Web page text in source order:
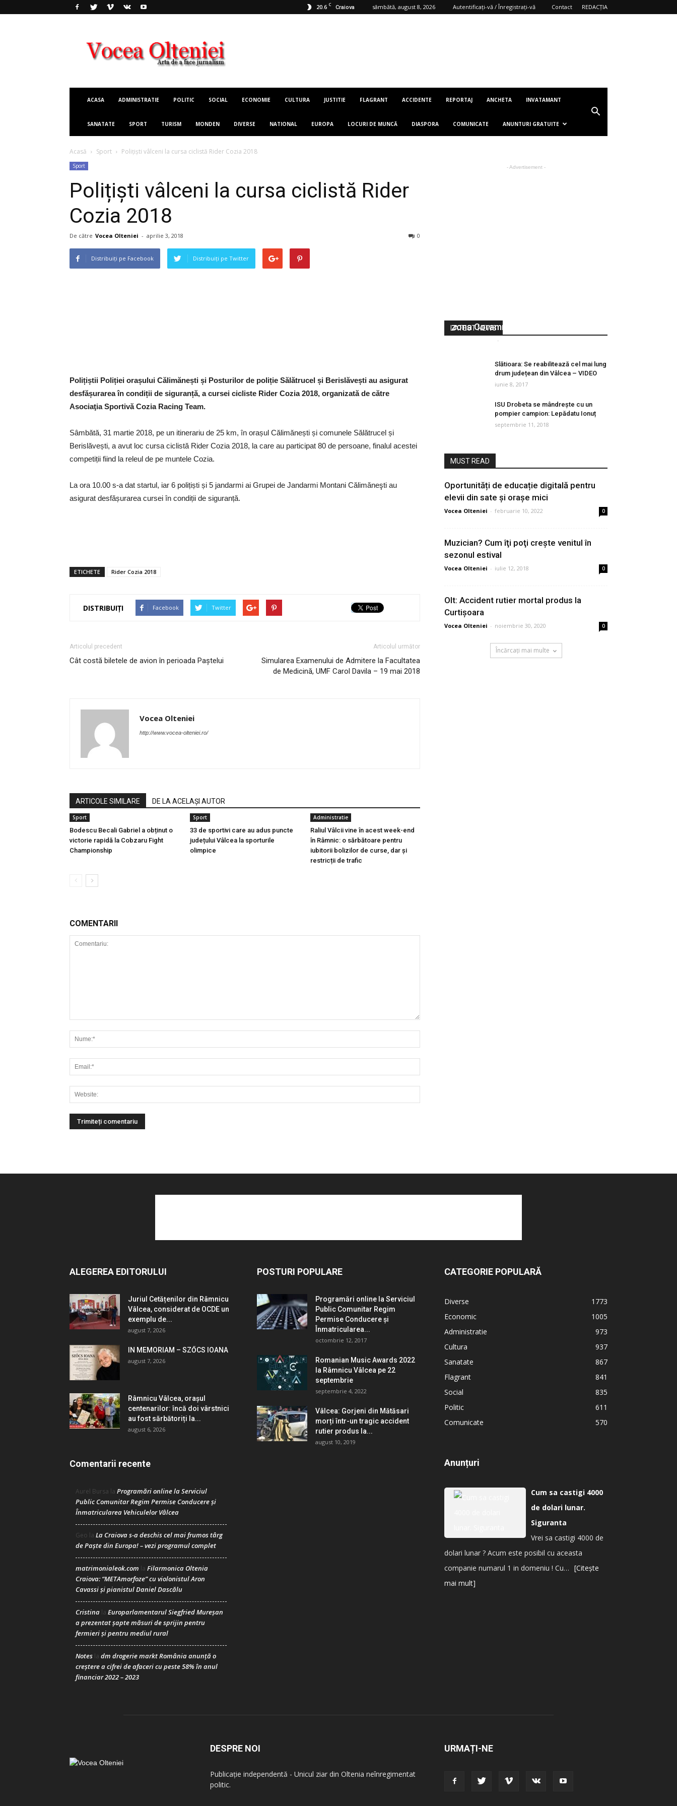
20.6 C Craiova sâmbătă, august 8, 2026 Autentificați-vă / Înregistrați-vă Contact REDACȚIA
Olteniei
ACASA ADMINISTRATIE POLITIC SOCIAL ECONOMIE CULTURA JUSTITIE FLAGRANT ACCIDENTE REPORTAJ ANCHETA INVATAMANT
SANATATE SPORT TURISM MONDEN DIVERSE NATIONAL EUROPA LOCURI DE MUNCĂ DIASPORA COMUNICATE ANUNTURI GRATUITE
Acasă Sport Polițiști vâlceni la cursa ciclistă Rider Cozia 2018
Sport
Polițiști vâlceni la cursa ciclistă Rider
Cozia 2018
De către Vocea Olteniei - aprilie 3, 2018 0
Distribuiți pe Facebook Distribuiți pe Twitter
Polițiștii Poliției orașului Călimănești și Posturilor de poliție Sălătrucel și Berislăvești au asigurat
desfășurarea în condiții de siguranță, a cursei cicliste Rider Cozia 2018, organizată de către
Asociaţia Sportivă Cozia Racing Team.
Sâmbătă, 31 martie 2018, pe un itinerariu de 25 km, în orașul Călimănești și comunele Sălătrucel și
Berislăvești, a avut loc cursa ciclistă Rider Cozia 2018, la care au participat 80 de persoane, finalul acestei
competiții fiind la releul de pe muntele Cozia.
La ora 10.00 s-a dat startul, iar 6 polițiști și 5 jandarmi ai Grupei de Jandarmi Montani Călimăneşti au
asigurat desfășurarea cursei în condiții de siguranță.
ETICHETE Rider Cozia 2018
DISTRIBUIȚI Facebook Twitter
Articolul precedent
Cât costă biletele de avion în perioada Paştelui
Articolul următor
Simularea Examenului de Admitere la Facultatea
de Medicină, UMF Carol Davila – 19 mai 2018
Vocea Olteniei
http://www.vocea-olteniei.ro/
ARTICOLE SIMILARE DE LA ACELAȘI AUTOR
Sport
Bodescu Becali Gabriel a obținut o
victorie rapidă la Cobzaru Fight
Championship
Sport
33 de sportivi care au adus puncte
județului Vâlcea la sporturile
olimpice
Administratie
Raliul Vâlcii vine în acest week-end
în Râmnic: o sărbătoare pentru
iubitorii bolizilor de curse, dar și
restricții de trafic
COMENTARII
- Advertisement -
LATEST NEWS
zona Coramnic
-
Slătioara: Se reabilitează cel mai lung
drum județean din Vâlcea – VIDEO
iunie 8, 2017
ISU Drobeta se mândrește cu un
pompier campion: Lepădatu Ionuț
septembrie 11, 2018
MUST READ
Oportunități de educație digitală pentru
elevii din sate și orașe mici
Vocea Olteniei - februarie 10, 2022 0
Muzician? Cum îţi poţi creşte venitul în
sezonul estival
Vocea Olteniei - iulie 12, 2018 0
Olt: Accident rutier mortal produs la
Curtișoara
Vocea Olteniei - noiembrie 30, 2020 0
Încărcați mai multe
ALEGEREA EDITORULUI
Juriul Cetățenilor din Râmnicu
Vâlcea, considerat de OCDE un
exemplu de...
august 7, 2026
IN MEMORIAM – SZŐCS IOANA
august 7, 2026
Râmnicu Vâlcea, orașul
centenarilor: încă doi vârstnici
au fost sărbătoriți la...
august 6, 2026
Comentarii recente
Aurel Bursa la Programări online la Serviciul
Public Comunitar Regim Permise Conducere şi
Înmatricularea Vehiculelor Vâlcea
Geo la La Craiova s-a deschis cel mai frumos târg
de Paște din Europa! – vezi programul complet
matrimonialeok.com la Filarmonica Oltenia
Craiova: “METAmorfoze” cu violonistul Aron
Cavassi și pianistul Daniel Dascălu
Cristina la Europarlamentarul Siegfried Mureșan
a prezentat șapte măsuri de sprijin pentru
fermieri și pentru mediul rural
Notes la dm drogerie markt România anunță o
creștere a cifrei de afaceri cu peste 58% în anul
financiar 2022 – 2023
POSTURI POPULARE
Programări online la Serviciul
Public Comunitar Regim
Permise Conducere şi
Înmatricularea...
octombrie 12, 2017
Romanian Music Awards 2022
la Râmnicu Vâlcea pe 22
septembrie
septembrie 4, 2022
Vâlcea: Gorjeni din Mătăsari
morți într-un tragic accident
rutier produs la...
august 10, 2019
CATEGORIE POPULARĂ
Diverse
1773
Economic
1005
Administratie
973
Cultura
937
Sanatate
867
Flagrant
841
Social
835
Politic
611
Comunicate
570
Anunțuri
Cum sa castigi 4000
de dolari lunar.
Siguranta
Vrei sa castigi 4000 de
dolari lunar ? Acum este posibil cu aceasta
companie numarul 1 in domeniu ! Cu… [Citește
mai mult]
DESPRE NOI
Publicație independentă - Unicul ziar din Oltenia neînregimentat
politic.
URMAȚI-NE